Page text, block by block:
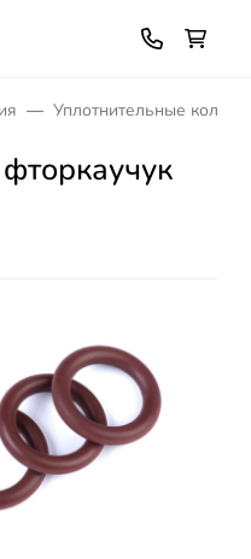
Уплотнительные